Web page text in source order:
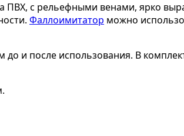
ПВХ, с рельефными венами, ярко
Фаллоимитатор можно
и после использования. В